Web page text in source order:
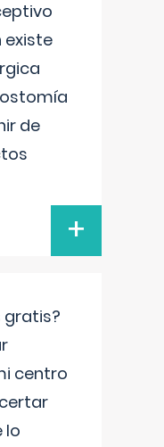
existe
de
+
gratis?
centro
lo